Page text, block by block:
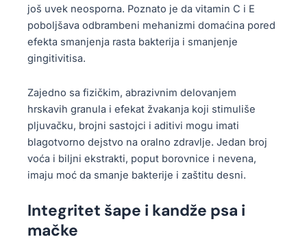
još uvek neosporna. Poznato je da vitamin C i E
poboljšava odbrambeni mehanizmi domaćina pored
efekta smanjenja rasta bakterija i smanjenje
gingitivitisa.
Zajedno sa fizičkim, abrazivnim delovanjem
hrskavih granula i efekat žvakanja koji stimuliše
pljuvačku, brojni sastojci i aditivi mogu imati
blagotvorno dejstvo na oralno zdravlje. Jedan broj
voća i biljni ekstrakti, poput borovnice i nevena,
imaju moć da smanje bakterije i zaštitu desni.
Integritet šape i kandže psa i
mačke